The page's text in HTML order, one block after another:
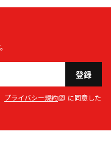
登録
プライバシー規約
に同意した